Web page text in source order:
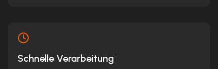
Schnelle Verarbeitung